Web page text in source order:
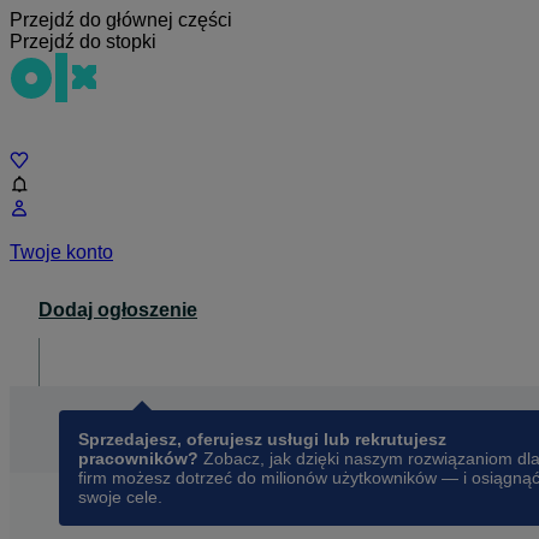
Przejdź do głównej części
Przejdź do stopki
Twoje konto
Dodaj ogłoszenie
Sprzedajesz, oferujesz usługi lub rekrutujesz
pracowników? Zobacz, jak dzięki naszym rozwiązaniom dla
firm możesz dotrzeć do milionów użytkowników — i osiągnąć
swoje cele.